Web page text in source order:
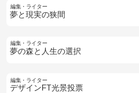
編集・ライター
夢と現実の狭間
編集・ライター
夢の森と人生の選択
編集・ライター
デザインFT光景投票